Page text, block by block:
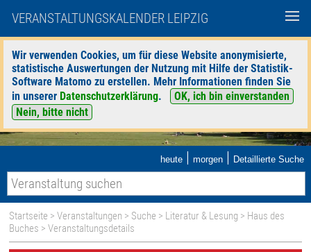
VERANSTALTUNGSKALENDER LEIPZIG
Wir verwenden Cookies, um für diese Website anonymisierte,
statistische Auswertungen der Nutzung mit Hilfe der Statistik-
Software Matomo zu erstellen. Mehr Informationen finden Sie
in unserer Datenschutzerklärung.
OK, ich bin einverstanden
Nein, bitte nicht
heute | morgen | Detaillierte Suche
Startseite >Veranstaltungen > Suche > Literatur & Lesung > Haus des
Buches > Veranstaltungsdetails